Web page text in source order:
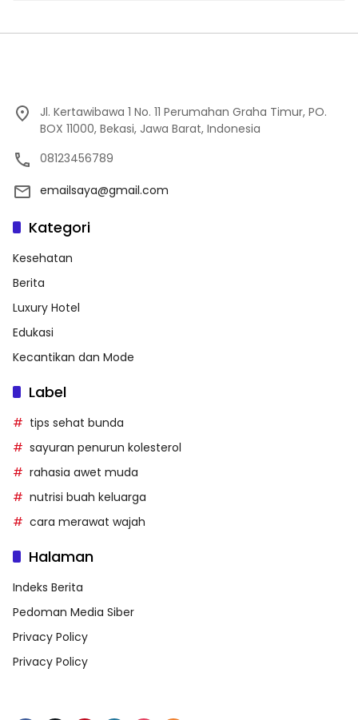
Jl. Kertawibawa 1 No. 11 Perumahan Graha Timur, PO.
BOX 11000, Bekasi, Jawa Barat, Indonesia
08123456789
emailsaya@gmail.com
Kategori
Kesehatan
Berita
Luxury Hotel
Edukasi
Kecantikan dan Mode
Label
tips sehat bunda
sayuran penurun kolesterol
rahasia awet muda
nutrisi buah keluarga
cara merawat wajah
Halaman
Indeks Berita
Pedoman Media Siber
Privacy Policy
Privacy Policy